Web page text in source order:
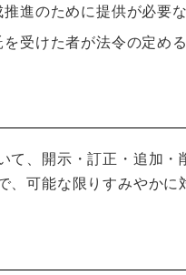
進のために提供が必要
受けた者が法令の定め
、開示・訂正・追加
可能な限りすみやかに